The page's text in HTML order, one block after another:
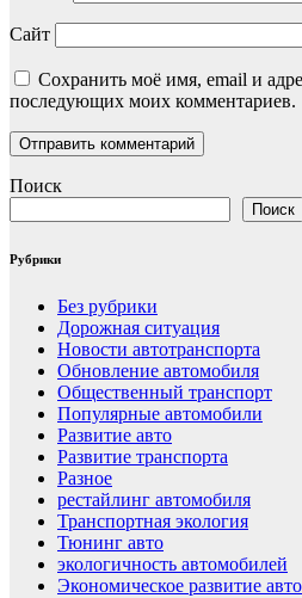
Сайт
Сохранить моё имя, email и
последующих моих комментариев.
Поиск
Поиск
Рубрики
Без рубрики
Дорожная ситуация
Новости автотранспорта
Обновление автомобиля
Общественный транспорт
Популярные автомобили
Развитие авто
Развитие транспорта
Разное
рестайлинг автомобиля
Транспортная экология
Тюнинг авто
экологичность автомобилей
Экономическое развитие